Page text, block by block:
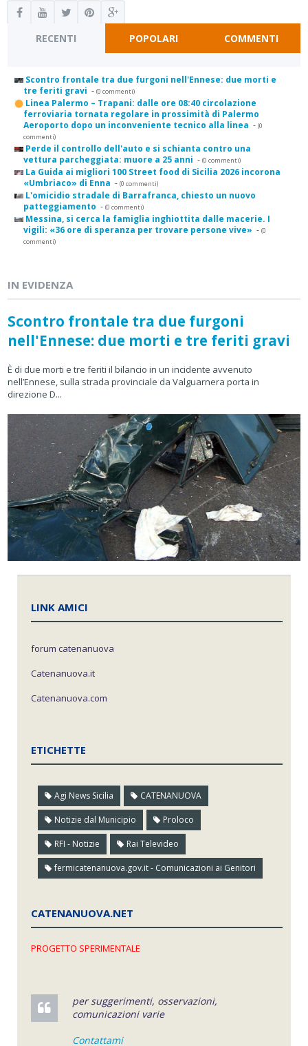
RECENTI POPOLARI COMMENTI
Scontro frontale tra due furgoni nell'Ennese: due morti e
tre feriti gravi - (0 commenti)
Linea Palermo – Trapani: dalle ore 08:40 circolazione
ferroviaria tornata regolare in prossimità di Palermo
Aeroporto dopo un inconveniente tecnico alla linea - (0
commenti)
Perde il controllo dell'auto e si schianta contro una
vettura parcheggiata: muore a 25 anni - (0 commenti)
La Guida ai migliori 100 Street food di Sicilia 2026 incorona
«Umbriaco» di Enna - (0 commenti)
L'omicidio stradale di Barrafranca, chiesto un nuovo
patteggiamento - (0 commenti)
Messina, si cerca la famiglia inghiottita dalle macerie. I
vigili: «36 ore di speranza per trovare persone vive» - (0
commenti)
IN EVIDENZA
Scontro frontale tra due furgoni
nell'Ennese: due morti e tre feriti gravi
È di due morti e tre feriti il bilancio in un incidente avvenuto
nell’Ennese, sulla strada provinciale da Valguarnera porta in
direzione D...
LINK AMICI
forum catenanuova
Catenanuova.it
Catenanuova.com
ETICHETTE
Agi News Sicilia CATENANUOVA
Notizie dal Municipio Proloco
RFI - Notizie Rai Televideo
fermicatenanuova.gov.it - Comunicazioni ai Genitori
CATENANUOVA.NET
PROGETTO SPERIMENTALE
per suggerimenti, osservazioni,
comunicazioni varie
Contattami